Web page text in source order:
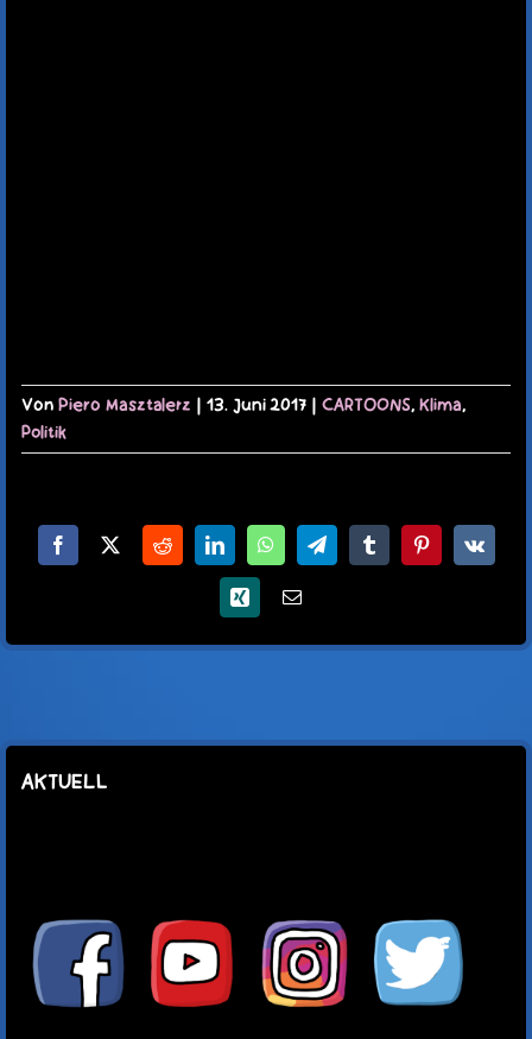
VonPiero Masztalerz | 13. Juni 2017 | CARTOONS,Klima,
Politik
Facebook
X RedditLinkedInWhatsAppTelegramTumblrPinterest
Vk
Xing
E-
AKTUELL